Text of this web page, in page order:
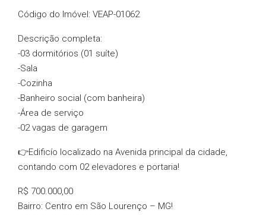
Código do Imóvel: VEAP-01062
Descrição completa:
-03 dormitórios (01 suíte)
-Sala
-Cozinha
-Banheiro social (com banheira)
-Área de serviço
-02 vagas de garagem
👉Edificío localizado na Avenida principal da cidade,
contando com 02 elevadores e portaria!
R$ 700.000,00
Bairro: Centro em São Lourenço – MG!